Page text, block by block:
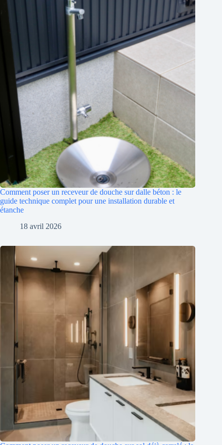
Comment poser un receveur de douche sur dalle béton : le
guide technique complet pour une installation durable et
étanche
18 avril 2026